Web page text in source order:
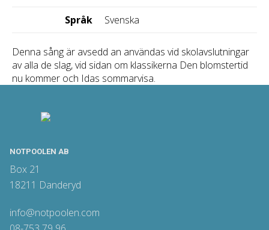
Språk
Svenska
Denna sång är avsedd an användas vid skolavslutningar
av alla de slag, vid sidan om klassikerna Den blomstertid
nu kommer och Idas sommarvisa.
NOTPOOLEN AB
Box 21
18211 Danderyd
info@notpoolen.com